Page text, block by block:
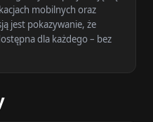
mobilnych oraz
jest pokazywanie, że
dla każdego – bez